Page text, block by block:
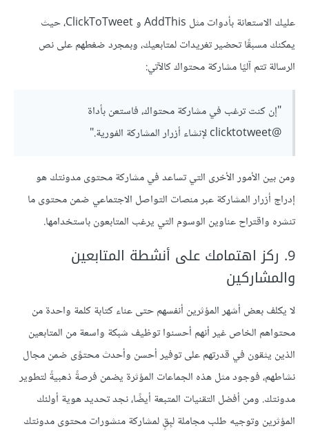
عليك الاستعانة بأدوات مثل AddThis و ClickToTweet، حيث
يمكنك مسبقًا تحضير تغريدات لمتابعيك، وبمجرد ضغطهم على نص
الرسالة تتم آليًا مشاركة محتواك كالآتي:
"إن كنت ترغب في مشاركة محتواك، فاستعن بأداة
@clicktotweet لإنشاء أزرار المشاركة الفورية."
ومن بين الأمور الأخرى التي تساعد في مشاركة محتوى مدونتك هو
إدراج أزرار المشاركة عبر منصات التواصل الاجتماعي ضمن محتوى ما
تنشره واقتراح عناوين الوسوم التي يرغب المتابعون باستخدامها.
‏9. ركز اهتمامك على أنشطة المتابعين
والمشاركين
لا يكلف بعض أشهر المؤثرين أنفسهم حتى عناء كتابة كلمة واحدة من
محتواهم الخاص غير أنهم أحسنوا توظيف شبكة واسعة من المتابعين
الذين يثقون في قدرتهم على توفير أحسن وأحدث محتوًى ضمن مجال
نشاطهم، فوجود مثل هذه الجماعات المؤثرة يضمن فرصةً ذهبيةً لتطوير
مدونتك. ومن أفضل التقنيات المتبعة أيضًا، نجد تحديد هوية أولئك
المؤثرين وتوجيه طلب مجاملة لبِقٍ لمشاركة منشورات محتوى مدونتك